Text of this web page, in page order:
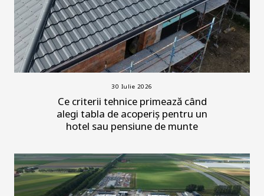
30 Iulie 2026
Ce criterii tehnice primează când
alegi tabla de acoperiș pentru un
hotel sau pensiune de munte